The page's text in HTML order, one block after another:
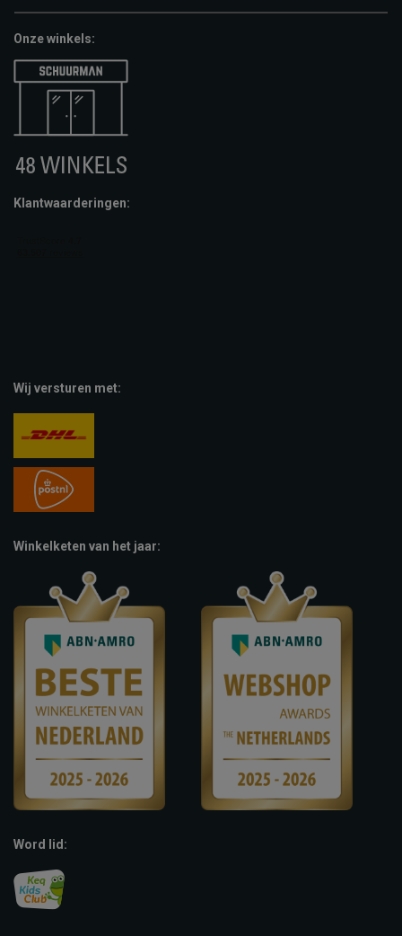
Onze winkels:
Klantwaarderingen:
Wij versturen met:
Winkelketen van het jaar:
Word lid: